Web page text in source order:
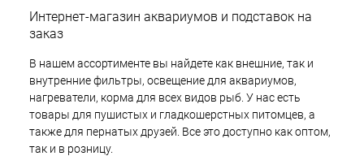
Интернет-магазин аквариумов и подставок на
заказ
В нашем ассортименте вы найдете как внешние, так и
внутренние фильтры, освещение для аквариумов,
нагреватели, корма для всех видов рыб. У нас есть
товары для пушистых и гладкошерстных питомцев, а
также для пернатых друзей. Все это доступно как оптом,
так и в розницу.